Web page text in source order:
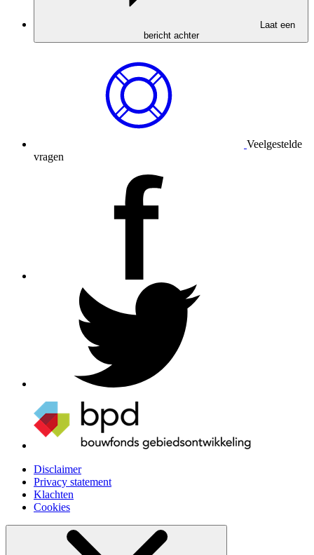
Laat een
bericht achter
Veelgestelde
vragen
Disclaimer
Privacy statement
Klachten
Cookies